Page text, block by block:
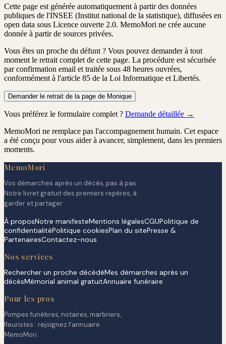
Cette page est générée automatiquement à partir des données
publiques de l'INSEE (Institut national de la statistique), diffusées en
open data sous Licence ouverte 2.0. MemoMori ne crée aucune
donnée à partir de sources privées.
Vous êtes un proche du défunt ? Vous pouvez demander à tout
moment le retrait complet de cette page. La procédure est sécurisée
par confirmation email et traitée sous 48 heures ouvrées,
conformément à l'article 85 de la Loi Informatique et Libertés.
Demander le retrait de la page de Monique
Vous préférez le formulaire complet ? Demande détaillée →
MemoMori ne remplace pas l'accompagnement humain. Cet espace
a été conçu pour vous aider à avancer, simplement, dans les premiers
moments.
MemoMori
Vos démarches après un décès, pas à pas.
Notre livret gratuit des premiers repères, à
garder et partager.
À proposNotre manifesteMentions légalesCGUPolitique de
confidentialitéPolitique cookiesPlan du sitePresse &
PartenairesContactez-nous
Nos services
Rechercher un proche décédéMes démarches après un
décèsMémorial animal gratuitAnnuaire funéraire
Pour les pros
Pompes funèbres, notaires, marbriers,
fleuristes : rejoignez l'annuaire
MemoMori.